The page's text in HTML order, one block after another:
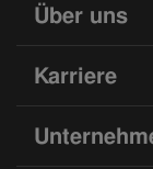
Über uns
Karriere